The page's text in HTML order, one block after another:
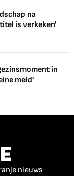
na
is verkeken'
in
meid'
nieuws